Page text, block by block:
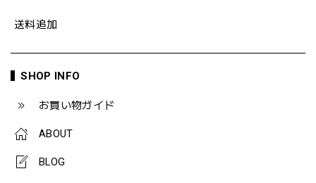
送料追加
SHOP INFO
お買い物ガイド
ABOUT
BLOG